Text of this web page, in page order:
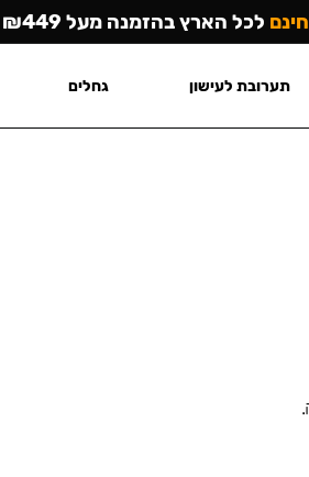
חינם לכל הארץ בהזמנה מעל ₪449
תערובת לעישון גחלים